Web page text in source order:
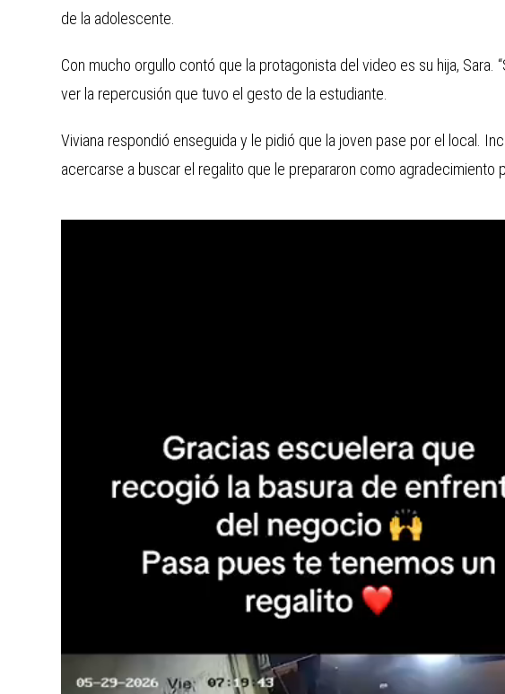
de la adolescente.
Con mucho orgullo contó que la protagonista del video es su hija, Sara.
ver la repercusión que tuvo el gesto de la estudiante.
Viviana respondió enseguida y le pidió que la joven pase por el local.
acercarse a buscar el regalito que le prepararon como agradecimiento